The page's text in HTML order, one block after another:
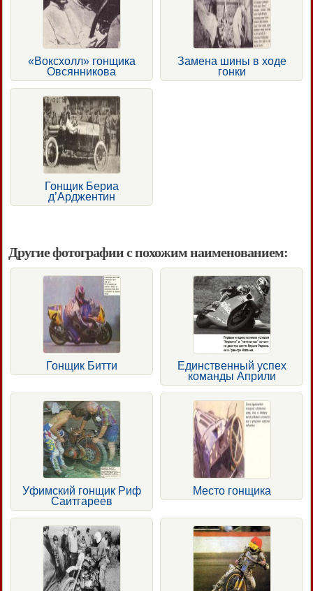
«Воксхолл» гонщика
Овсянникова
Замена шины в ходе
гонки
Гонщик Бериа
д’Арджентин
Другие фотографии с похожим наименованием:
Гонщик Битти
Единственный успех
команды Априли
Уфимский гонщик Риф
Саитгареев
Место гонщика